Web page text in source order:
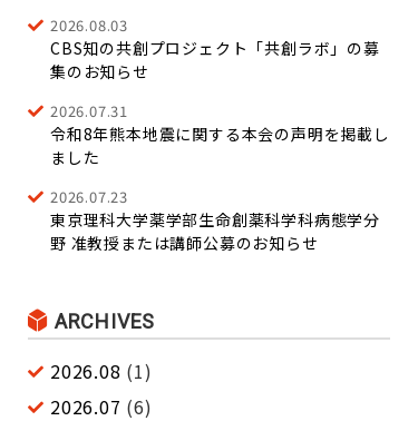
2026.08.03
CBS知の共創プロジェクト「共創ラボ」の募
集のお知らせ
2026.07.31
令和8年熊本地震に関する本会の声明を掲載し
ました
2026.07.23
東京理科大学薬学部生命創薬科学科病態学分
野 准教授または講師公募のお知らせ
ARCHIVES
2026.08 (1)
2026.07 (6)